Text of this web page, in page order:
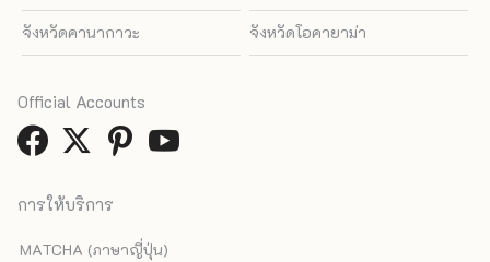
จังหวัดคานากาวะ จังหวัดโอคายาม่า
การให้บริการ
MATCHA (ภาษาญี่ปุ่น)
Official Accounts